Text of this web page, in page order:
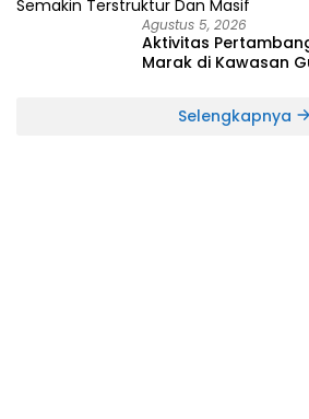
Agustus 5, 2026
Aktivitas
Marak di Kawasan
Selengkapnya